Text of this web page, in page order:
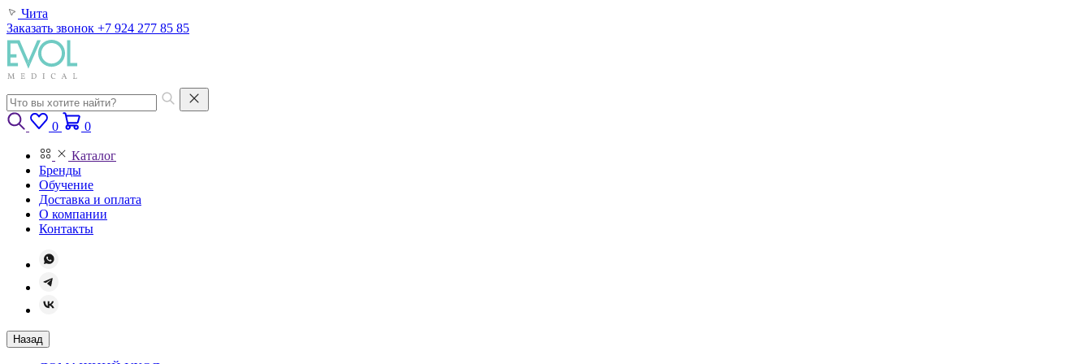
Чита
Заказать звонок +7 924 277 85 85
0 0
Каталог
Бренды
Обучение
Доставка и оплата
О компании
Контакты
Назад